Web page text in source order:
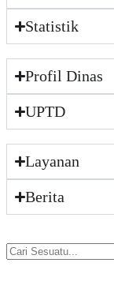
Statistik
Profil Dinas
UPTD
Layanan
Berita